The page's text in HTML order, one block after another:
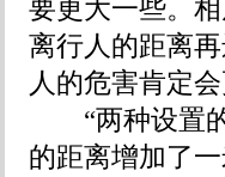
要更大一些。
离行人的距离
人的危害肯定会
“两种设置的
的距离增加了